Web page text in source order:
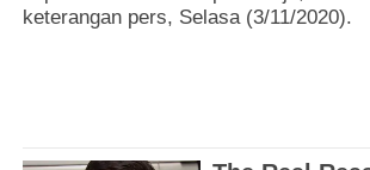
keterangan pers, Selasa (3/11/2020).